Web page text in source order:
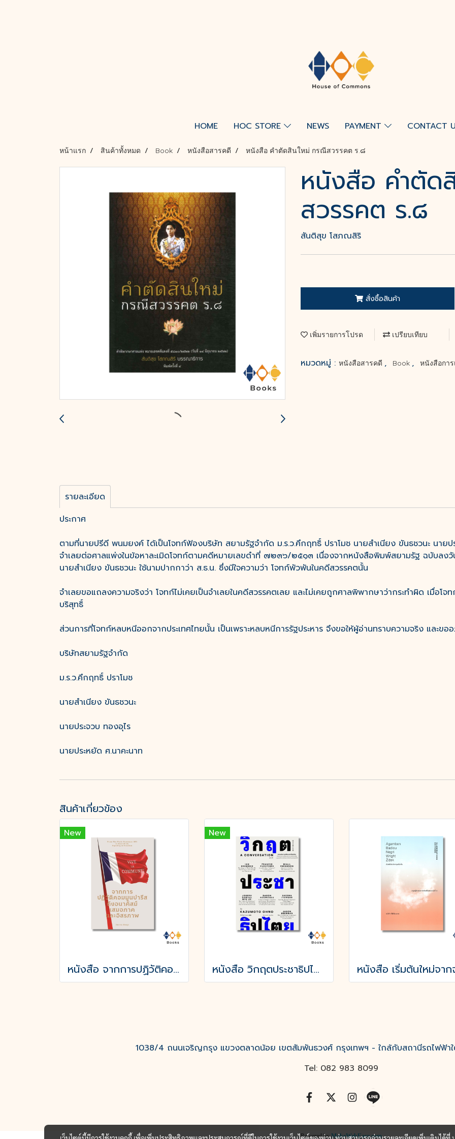
HOME HOC STORE NEWS PAYMENT CONTACT
หน้าแรก สินค้าทั้งหมด Book หนังสือสารคดี หนังสือ คำตัดสินใหม่ กรณีสวรรคต ร.๘
หนังสือ คำตัด
สวรรคต ร.๘
สันติสุข โสภณสิริ
สั่งซื้อสินค้า
เพิ่มรายการโปรด เปรียบเทียบ
หมวดหมู่ : หนังสือสารคดี , Book , หนังสือกา
รายละเอียด
ประกาศ
ตามที่นายปรีดี พนมยงค์ ได้เป็นโจทก์ฟ้องบริษัท สยามรัฐจำกัด ม.ร.ว.คึกฤทธิ์ ปราโมช นายสำเนียง ขันธชวนะ นายป
จำเลยต่อศาลแพ่งในข้อหาละเมิดโจทก์ตามคดีหมายเลขดำที่ ๗๒๓๖/๒๕๑๓ เนื่องจากหนังสือพิมพ์สยามรัฐ ฉบับล
นายสำเนียง ขันธชวนะ ใช้นามปากกาว่า ส.ธ.น. ซึ่งมีใจความว่า โจทก์พัวพันในคดีสวรรคตนั้น
จำเลยขอแถลงความจริงว่า โจทก์ไม่เคยเป็นจำเลยในคดีสวรรคตเลย และไม่เคยถูกศาลพิพากษาว่ากระทำผิด เมื่อ
บริสุทธิ์
ส่วนการที่โจทก์หลบหนีออกจากประเทศไทยนั้น เป็นเพราะหลบหนีการรัฐประหาร จึงขอให้ผู้อ่านทราบความจริง และข
บริษัทสยามรัฐจำกัด
ม.ร.ว.คึกฤทธิ์ ปราโมช
นายสำเนียง ขันธชวนะ
นายประจวบ ทองอุไร
นายประหยัด ศ.นาคะนาท
สินค้าเกี่ยวข้อง
New
หนังสือ จากการปฏิวัติคอมมูนปารีส ถึงอนาคิสม์ เสมอภาคและอิสรภาพ
New
หนังสือ วิกฤตประชาธิปไตย
1038/4 ถนนเจริญกรุง แขวงตลาดน้อย เขตสัมพันธวงศ์ กรุงเทพฯ - ใกล้กับสถานีรถไฟฟ้า
Tel: 082 983 8099
Powered byMakeWebEasy.com